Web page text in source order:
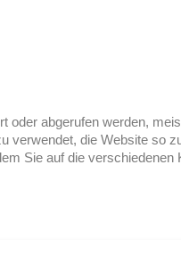
abgerufen werden,
die Website
Sie auf die